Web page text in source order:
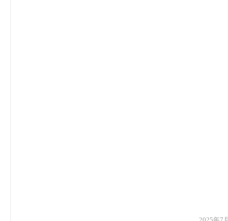
2025年7